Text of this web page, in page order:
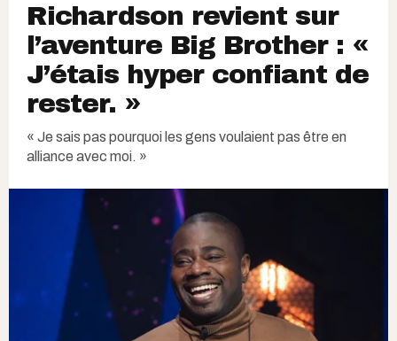
Richardson revient sur
l’aventure Big Brother : «
J’étais hyper confiant de
rester. »
« Je sais pas pourquoi les gens voulaient pas être en
alliance avec moi. »